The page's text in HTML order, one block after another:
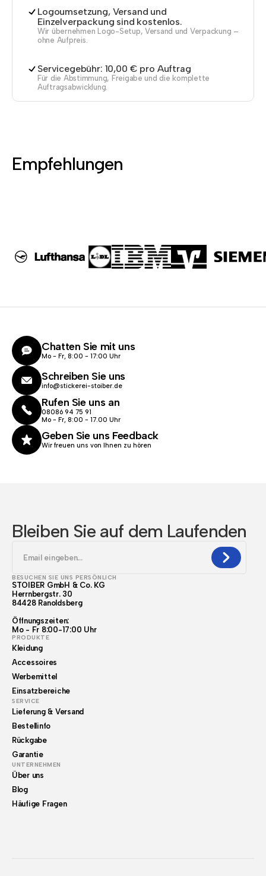
Logoumsetzung, Versand und
Einzelverpackung sind kostenlos.
Wir übernehmen Logo-Setup, Versand und Verpackung –
ohne Aufpreis.
Servicegebühr: 10,00 € pro Auftrag
Für die Abstimmung, Freigabe und die komplette
Auftragsabwicklung.
Empfehlungen
Chatten Sie mit uns
Mo - Fr, 8:00 - 17:00 Uhr
Schreiben Sie uns
info@stickerei-stoiber.de
Rufen Sie uns an
08086 94 75 91
Mo - Fr, 8:00 - 17.00 Uhr
Geben Sie uns Feedback
Wir freuen uns von Ihnen zu hören
Bleiben Sie auf dem Laufenden
BESUCHEN SIE UNS PERSÖNLICH
STOIBER GmbH & Co. KG
Herrnbergstr. 30
84428 Ranoldsberg
Öffnungszeiten:
Mo - Fr 8:00-17:00 Uhr
PRODUKTE
Kleidung
Accessoires
Werbemittel
Einsatzbereiche
SERVICE
Lieferung & Versand
Bestellinfo
Rückgabe
Garantie
UNTERNEHMEN
Über uns
Blog
Häufige Fragen